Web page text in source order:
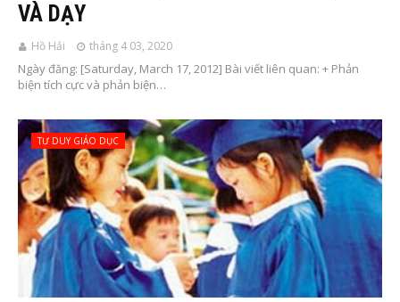
VÀ DẠY
Hồ Hải tháng 4 03, 2020
Ngày đăng: [Saturday, March 17, 2012] Bài viết liên quan: + Phản
biện tích cực và phản biện…
TƯ DUY GIÁO DỤC